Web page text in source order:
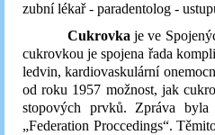
zubní lékař - paradentolog -
Cukrovka je ve
cukrovkou je spojena řada
ledvin, kardiovaskulární
od roku 1957 možnost, jak
stopových prvků. Zpráva byla
„Federation Proccedings“.